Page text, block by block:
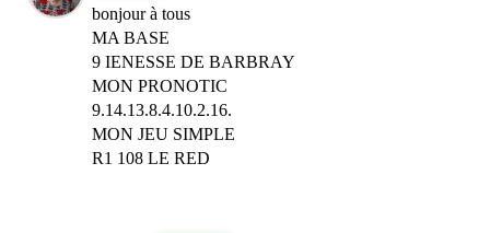
bonjour à tous
MA BASE
9 IENESSE DE BARBRAY
MON PRONOTIC
9.14.13.8.4.10.2.16.
MON JEU SIMPLE
R1 108 LE RED